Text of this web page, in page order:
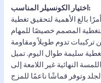
اختيار الكونسيلر المناسب:
بالغ الأهمية لتحقيق تغطية
المصمم خصيصًا للمهام
تدوم طويلاً ومقاومة
سليمة طوال اليوم. تميل
النهائية غير اللامعة إلى